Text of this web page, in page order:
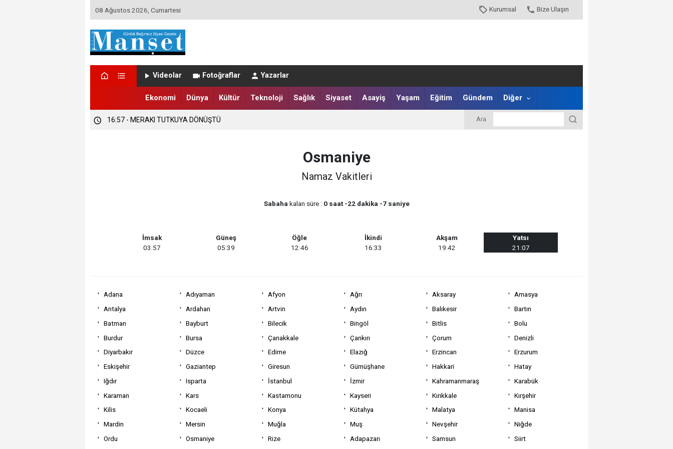
08 Ağustos 2026, Cumartesi Kurumsal Bize Ulaşın
Videolar Fotoğraflar Yazarlar
Ekonomi Dünya Kültür Teknoloji Sağlık Siyaset Asayiş Yaşam Eğitim Gündem Diğer
16:57 - MERAKI TUTKUYA DÖNÜŞTÜ Ara
Osmaniye
Namaz Vakitleri
Sabaha kalan süre : 0 saat -22 dakika -7 saniye
İmsak
03:57
Güneş
05:39
Öğle
12:46
İkindi
16:33
Akşam
19:42
Yatsı
21:07
Adana Adıyaman Afyon Ağrı Aksaray
Amasya
Antalya
Ardahan Artvin Aydın Balıkesir
Bartın
Batman
Bayburt Bilecik Bingöl Bitlis
Bolu
Burdur
Bursa Çanakkale Çankırı Çorum
Denizli
Diyarbakır
Düzce Edirne Elazığ Erzincan
Erzurum
Eskişehir
Gaziantep Giresun Gümüşhane Hakkari
Hatay
Iğdır
Isparta İstanbul İzmir Kahramanmaraş
Karabük
Karaman
Kars Kastamonu Kayseri Kırıkkale
Kırşehir
Kilis
Kocaeli Konya Kütahya Malatya
Manisa
Mardin
Mersin Muğla Muş Nevşehir
Niğde
Ordu
Osmaniye Rize Adapazarı Samsun
Siirt